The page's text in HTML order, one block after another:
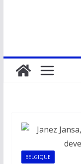
BELGIQUE